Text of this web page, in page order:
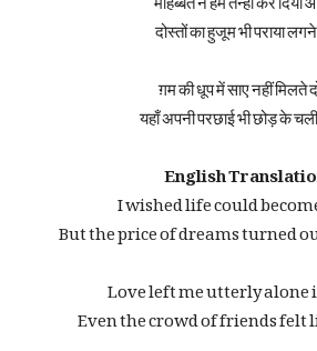
दोस्तों का हुजूम भी पराया
ग़म की धूप में साए नहीं मिलते
यहाँ अपनी परछाई भी छोड़ के
English
I wished life could
But the price of dreams turned
Love left me utterly alone
Even the crowd of friends